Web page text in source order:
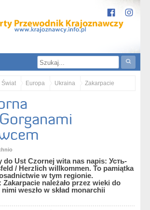
Świat Europa Ukraina Zakarpacie
Gorganami i Świdowcem
do Ust Czornej wita nas napis: Усть-
/ Herzlich willkommen. To pamiątka
w tym regionie.
należało przez wieki do
weszło w skład monarchii